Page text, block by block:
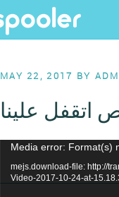
POSTED
MAY 22, 2017 BY
اتقفل علينا
Video
Player
Media error: Format(s)
mejs.download-file: http://
Video-2017-10-24-at-